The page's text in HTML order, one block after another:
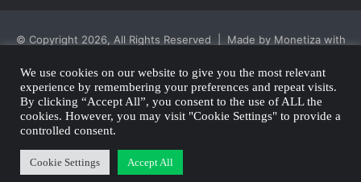
© Copyright 2026, All Rights Reserved | Made by Monetiza with
Privacy Policy
We use cookies on our website to give you the most relevant
experience by remembering your preferences and repeat visits.
By clicking “Accept All”, you consent to the use of ALL the
cookies. However, you may visit "Cookie Settings" to provide a
controlled consent.
Cookie Settings Accept All